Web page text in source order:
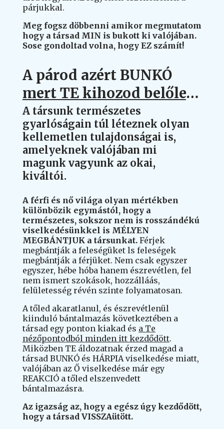
párjukkal.
Meg fogsz döbbenni amikor megmutatom
hogy a társad MIN is bukott ki valójában.
Sose gondoltad volna, hogy EZ számít!
A párod azért BUNKÓ
mert TE kihozod belőle…
A társunk természetes
gyarlóságain túl léteznek olyan
kellemetlen tulajdonságai is,
amelyeknek valójában mi
magunk vagyunk az okai,
kiváltói.
A férfi és nő világa olyan mértékben
különbözik egymástól, hogy a
természetes, sokszor nem is rosszándékú
viselkedésünkkel is MÉLYEN
MEGBÁNTJUK a társunkat.Férjek
megbántják a feleségüket ls feleségek
megbántják a férjüket. Nem csak egyszer
egyszer, hébe hóba hanem észrevétlen, fel
nem ismert szokások, hozzálláás,
felületesség révén szinte folyamatosan.
A tőled akaratlanul, és észrevétlenül
kiinduló bántalmazás következtében a
társad egy ponton kiakad és a Te
nézőpontodból minden itt kezdődött.
Miközben TE áldozatnak érzed magad a
társad BUNKÓ és HÁRPIA viselkedése miatt,
valójában az Ő viselkedése már egy
REAKCIÓ a tőled elszenvedett
bántalmazásra.
Az igazság az, hogy a egész úgy kezdődött,
hogy a társad VISSZAütött.